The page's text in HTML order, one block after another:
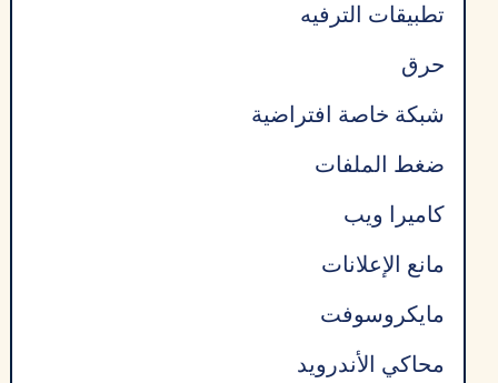
تطبيقات الترفيه
حرق
شبكة خاصة افتراضية
ضغط الملفات
كاميرا ويب
مانع الإعلانات
مايكروسوفت
محاكي الأندرويد